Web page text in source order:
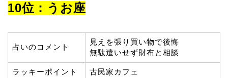
10位：うお座
占いのコメント
見えを張り買い物で後悔
無駄遣いせず財布と相談
ラッキーポイント 古民家カフェ